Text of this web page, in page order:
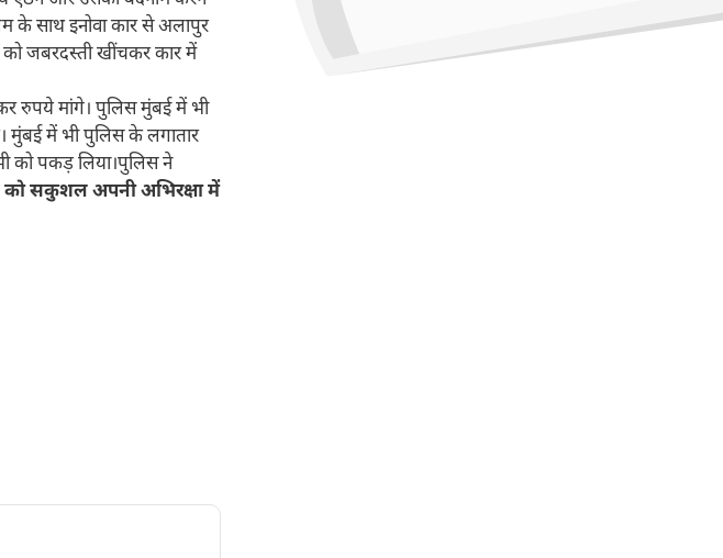
के साथ इनोवा कार से अलापुर
जबरदस्ती खींचकर कार में
रुपये मांगे। पुलिस मुंबई में भी
मुंबई में भी पुलिस के लगातार
को पकड़ लिया।पुलिस ने
को सकुशल अपनी अभिरक्षा में